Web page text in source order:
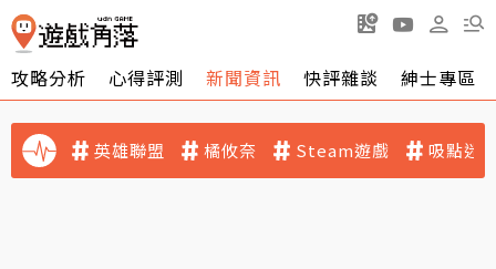
攻略分析 心得評測 新聞資訊 快評雜談 紳士專區
英雄聯盟 橘攸奈 Steam遊戲 吸點迷